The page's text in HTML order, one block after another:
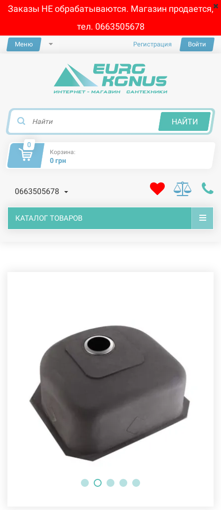
Заказы НЕ обрабатываются. Магазин продается,
тел. 0663505678
Меню Регистрация Войти
НАЙТИ
0
Корзина:
0 грн
0663505678
КАТАЛОГ ТОВАРОВ